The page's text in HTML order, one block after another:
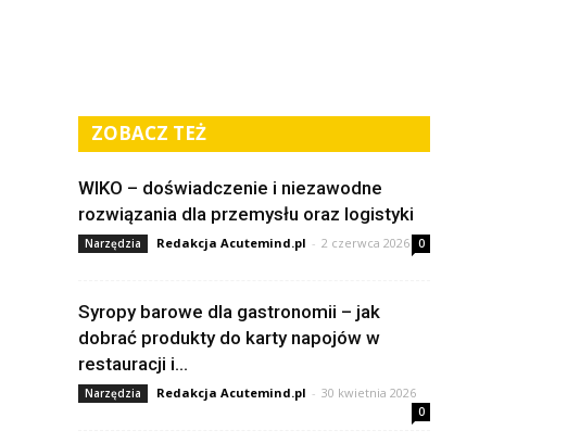
ZOBACZ TEŻ
WIKO – doświadczenie i niezawodne
rozwiązania dla przemysłu oraz logistyki
Narzędzia Redakcja Acutemind.pl - 2 czerwca 2026 0
Syropy barowe dla gastronomii – jak
dobrać produkty do karty napojów w
restauracji i...
Narzędzia Redakcja Acutemind.pl - 30 kwietnia 2026
0